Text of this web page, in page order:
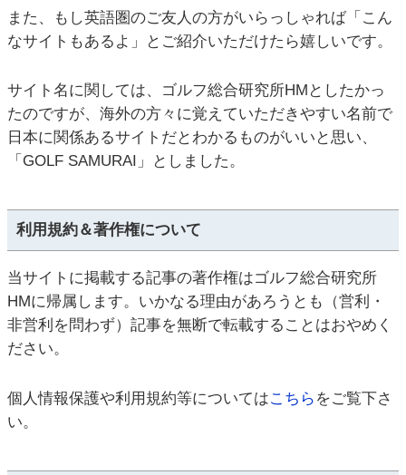
また、もし英語圏のご友人の方がいらっしゃれば「こん
なサイトもあるよ」とご紹介いただけたら嬉しいです。
サイト名に関しては、ゴルフ総合研究所HMとしたかっ
たのですが、海外の方々に覚えていただきやすい名前で
日本に関係あるサイトだとわかるものがいいと思い、
「GOLF SAMURAI」としました。
利用規約＆著作権について
当サイトに掲載する記事の著作権はゴルフ総合研究所
HMに帰属します。いかなる理由があろうとも（営利・
非営利を問わず）記事を無断で転載することはおやめく
ださい。
個人情報保護や利用規約等についてはこちら をご覧下さ
い。